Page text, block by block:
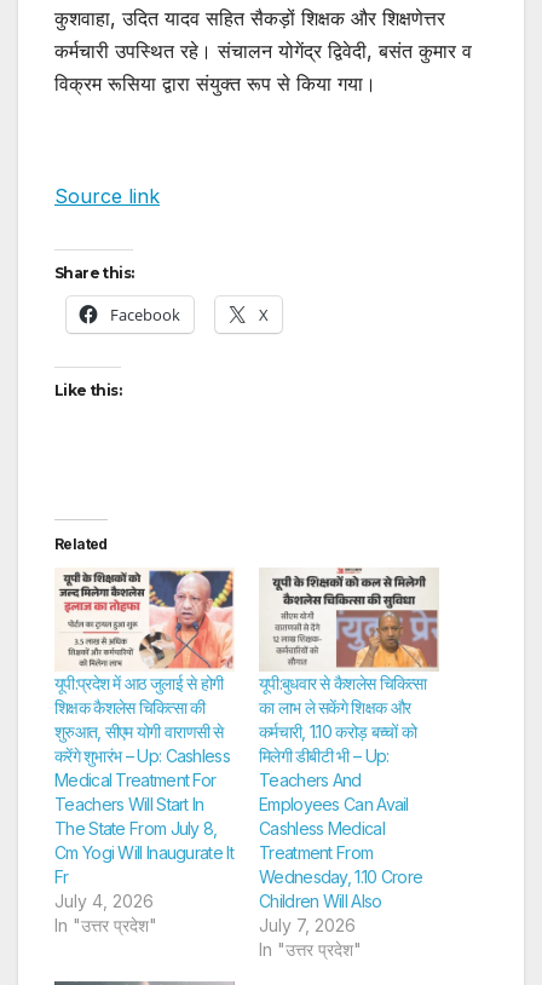
कुशवाहा, उदित यादव सहित सैकड़ों शिक्षक और शिक्षणेत्तर
कर्मचारी उपस्थित रहे। संचालन योगेंद्र द्विवेदी, बसंत कुमार व
विक्रम रूसिया द्वारा संयुक्त रूप से किया गया।
Source link
Share this:
Facebook X
Like this:
Related
यूपी:प्रदेश में आठ जुलाई से होगी
शिक्षक कैशलेस चिकित्सा की
शुरुआत, सीएम योगी वाराणसी से
करेंगे शुभारंभ – Up: Cashless
Medical Treatment For
Teachers Will Start In
The State From July 8,
Cm Yogi Will Inaugurate It
Fr
July 4, 2026
In "उत्तर प्रदेश"
यूपी:बुधवार से कैशलेस चिकित्सा
का लाभ ले सकेंगे शिक्षक और
कर्मचारी, 1.10 करोड़ बच्चों को
मिलेगी डीबीटी भी – Up:
Teachers And
Employees Can Avail
Cashless Medical
Treatment From
Wednesday, 1.10 Crore
Children Will Also
July 7, 2026
In "उत्तर प्रदेश"